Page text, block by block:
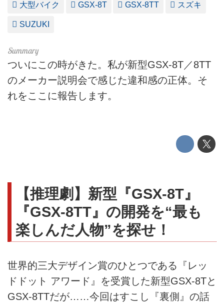
大型バイク GSX-8T GSX-8TT スズキ
SUZUKI
ついにこの時がきた。私が新型GSX-8T／8TT
のメーカー説明会で感じた違和感の正体。そ
れをここに報告します。
【推理劇】新型『GSX-8T』
『GSX-8TT』の開発を“最も
楽しんだ人物”を探せ！
世界的三大デザイン賞のひとつである『レッ
ドドット アワード』を受賞した新型GSX-8Tと
GSX-8TTだが……今回はすこし『裏側』の話